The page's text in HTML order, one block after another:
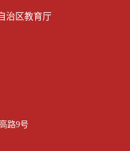
治区教育厅
路9号